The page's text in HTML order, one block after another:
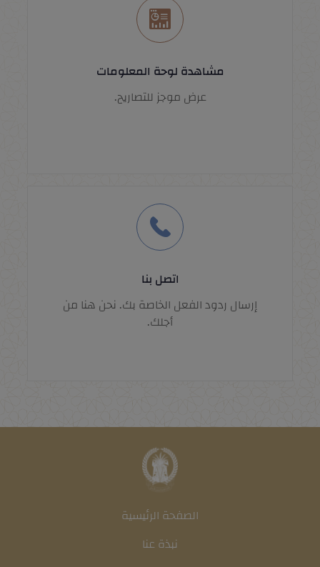
مشاهدة لوحة المعلومات
عرض موجز للتصاريح.
اتصل بنا
إرسال ردود الفعل الخاصة بك. نحن هنا من
أجلك.
الصفحة الرئيسية
نبذة عنا